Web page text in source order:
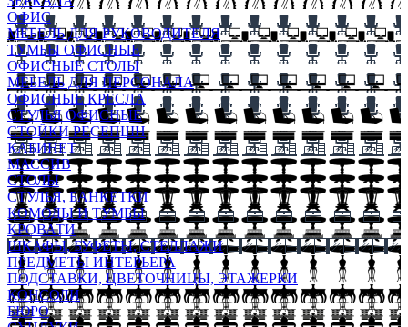
ОФИС
МЕБЕЛЬ ДЛЯ РУКОВОДИТЕЛЯ
ТУМБЫ ОФИСНЫЕ
ОФИСНЫЕ СТОЛЫ
МЕБЕЛЬ ДЛЯ ПЕРСОНАЛА
ОФИСНЫЕ КРЕСЛА
СТУЛЬЯ ОФИСНЫЕ
СТОЙКИ РЕСЕПШН
КАБИНЕТ
МАССИВ
СТОЛЫ
СТУЛЬЯ, БАНКЕТКИ
КОМОДЫ И ТУМБЫ
КРОВАТИ
ШКАФЫ, БУФЕТЫ, СТЕЛЛАЖИ
ПРЕДМЕТЫ ИНТЕРЬЕРА
ПОДСТАВКИ, ЦВЕТОЧНИЦЫ, ЭТАЖЕРКИ
КОНСОЛИ
БЮРО